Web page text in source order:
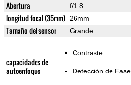
Abertura f/1.8
longitud focal (35mm) 26mm
Tamaño del sensor Grande
capacidades de
autoenfoque
Contraste
Detección de Fase